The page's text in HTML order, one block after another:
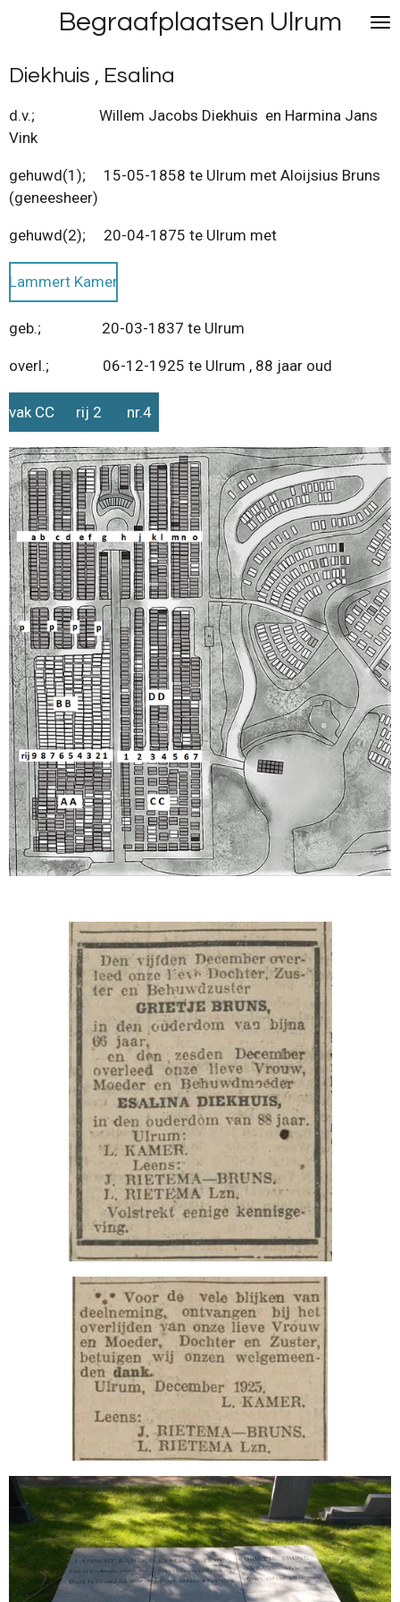
naar
de
hoofdinhoud
Begraafplaatsen Ulrum
Diekhuis , Esalina
d.v.; Willem Jacobs Diekhuis en Harmina Jans
Vink
gehuwd(1); 15-05-1858 te Ulrum met Aloijsius Bruns
(geneesheer)
gehuwd(2); 20-04-1875 te Ulrum met
Lammert Kamer
geb.; 20-03-1837 te Ulrum
overl.; 06-12-1925 te Ulrum , 88 jaar oud
vak CC rij 2 nr.4